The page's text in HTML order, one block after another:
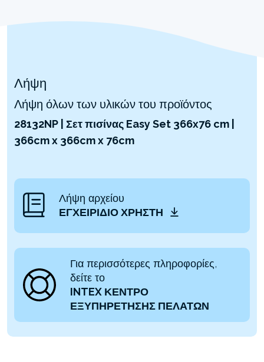
Λήψη
Λήψη όλων των υλικών του προϊόντος
28132NP | Σετ πισίνας Easy Set 366x76 cm |
366cm x 366cm x 76cm
Λήψη αρχείου
ΕΓΧΕΙΡΊΔΙΟ ΧΡΉΣΤΗ
Για περισσότερες πληροφορίες,
δείτε το
INTEX ΚΕΝΤΡΟ
ΕΞΥΠΗΡΕΤΗΣΗΣ ΠΕΛΑΤΩΝ